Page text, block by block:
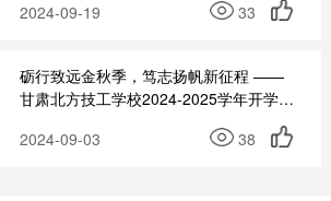
2024-09-19
33
砺行致远金秋季，笃志扬帆新征程 ——
甘肃北方技工学校2024-2025学年开学典
详情
2024-09-03 38